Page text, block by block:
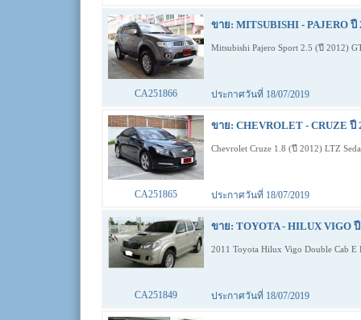
ขาย: MITSUBISHI - PAJERO ปี
Mitsubishi Pajero Sport 2.5 (ปี 2012)
CA251866 ประกาศวันที่ 18/07/2019
ขาย: CHEVROLET - CRUZE ปี
Chevrolet Cruze 1.8 (ปี 2012) LTZ
CA251865 ประกาศวันที่ 18/07/2019
ขาย: TOYOTA - HILUX VIGO
2011 Toyota Hilux Vigo Double Cab E
CA251849 ประกาศวันที่ 18/07/2019